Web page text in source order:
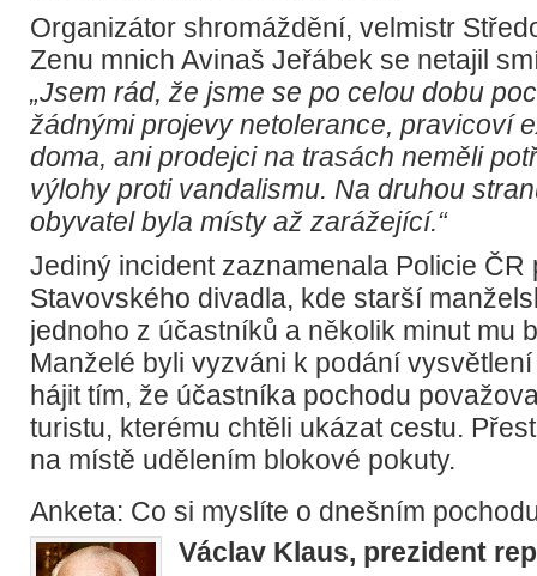
Organizátor shromáždění, velmistr
Zenu mnich Avinaš Jeřábek se netajil
„Jsem rád, že jsme se po celou dobu
žádnými projevy netolerance, pravicoví
doma, ani prodejci na trasách neměli
výlohy proti vandalismu. Na druhou
obyvatel byla místy až zarážející.“
Jediný incident zaznamenala Policie ČR
Stavovského divadla, kde starší
jednoho z účastníků a několik minut mu
Manželé byli vyzváni k podání
hájit tím, že účastníka pochodu
turistu, kterému chtěli ukázat cestu.
na místě udělením blokové pokuty.
Anketa: Co si myslíte o dnešním
Václav Klaus, prezident